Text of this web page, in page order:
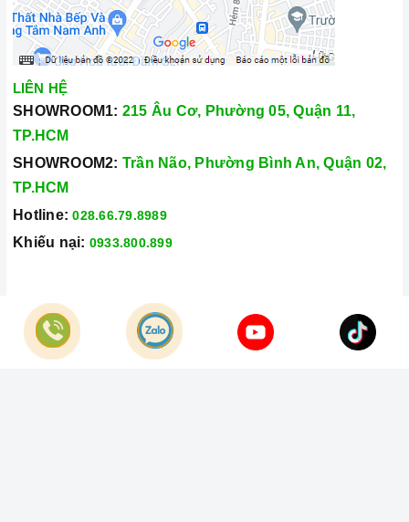
LIÊN HỆ
SHOWROOM1: 215 Âu Cơ, Phường 05, Quận 11,
TP.HCM
SHOWROOM2: Trần Não, Phường Bình An, Quận 02,
TP.HCM
Hotline: 028.66.79.8989
Khiếu nại: 0933.800.899
© Bản quyền thuộc vềCông Ty TNHH Home Best Việt Nam
Cung cấp bởi
Sapo